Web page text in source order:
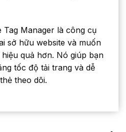
Tag Manager là công cụ
sở hữu website và muốn
quả hơn. Nó giúp bạn
tốc độ tải trang và dễ
theo dõi.